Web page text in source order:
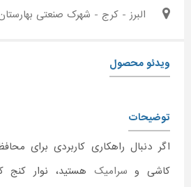
البرز - کرج - شهرک صنعتی
ویدئو محصول
توضیحات
اگر دنبال راهکاری کاربردی برای
کاشی و سرامیک هستید، نوار کنج